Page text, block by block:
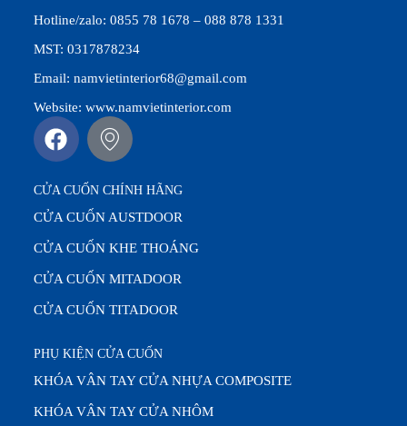
Hotline/zalo: 0855 78 1678 – 088 878 1331
MST: 0317878234
Email: namvietinterior68@gmail.com
Website: www.namvietinterior.com
CỬA CUỐN CHÍNH HÃNG
CỬA CUỐN AUSTDOOR
CỬA CUỐN KHE THOÁNG
CỬA CUỐN MITADOOR
CỬA CUỐN TITADOOR
PHỤ KIỆN CỬA CUỐN
KHÓA VÂN TAY CỬA NHỰA COMPOSITE
KHÓA VÂN TAY CỬA NHÔM